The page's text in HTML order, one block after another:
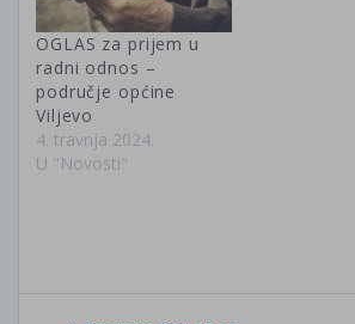
OGLAS za prijem u
radni odnos –
područje općine
Viljevo
4. travnja 2024.
U "Novosti"